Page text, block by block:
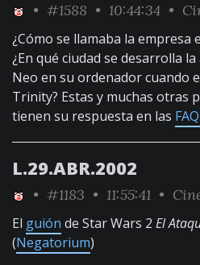
• #1588 • 10:44:34 •
¿Cómo se llamaba la empresa
¿En qué ciudad se desarrolla la
Neo en su ordenador cuando
Trinity? Estas y muchas otras
tienen su respuesta en las
L.29.ABR.2002
• #1183 • 11:55:41 •
El guión de Star Wars 2 El
(Negatorium)